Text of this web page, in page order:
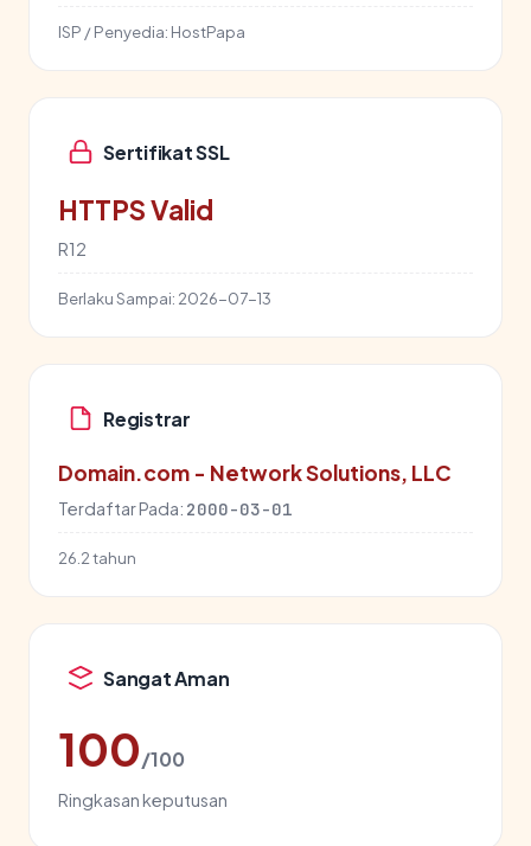
ISP / Penyedia: HostPapa
Sertifikat SSL
HTTPS Valid
R12
Berlaku Sampai: 2026-07-13
Registrar
Domain.com - Network Solutions, LLC
Terdaftar Pada: 2000-03-01
26.2 tahun
Sangat Aman
100/100
Ringkasan keputusan